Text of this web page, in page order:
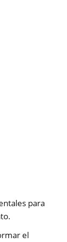
para
el